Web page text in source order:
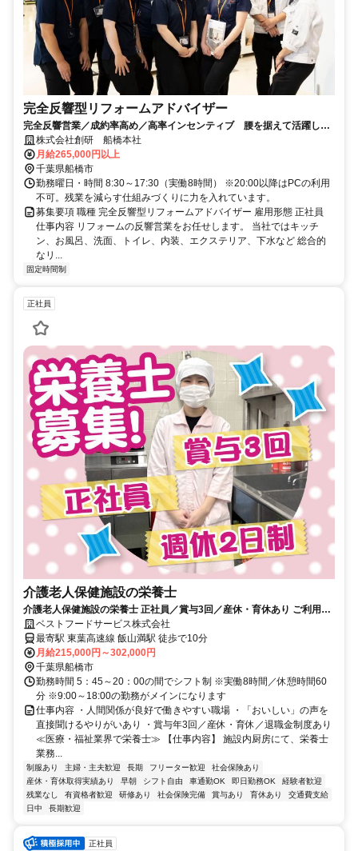
完全反響型リフォームアドバイザー
完全反響営業／成約率高め／高率インセンティブ 腰を据えて活躍した
い方に最適な環境です！
株式会社創研 船橋本社
月給265,000円以上
千葉県船橋市
勤務曜日・時間 8:30～17:30（実働8時間） ※20:00以降はPCの利用
不可。残業を減らす仕組みづくりに力を入れています。
募集要項 職種 完全反響型リフォームアドバイザー 雇用形態 正社員
仕事内容 リフォームの反響営業をお任せします。 当社ではキッチ
ン、お風呂、洗面、トイレ、内装、エクステリア、下水など 総合的
なリ...
固定時間制
正社員
介護老人保健施設の栄養士
介護老人保健施設の栄養士 正社員／賞与3回／産休・育休あり ご利用者
の「おいしい」が聞ける環境！
ベストフードサービス株式会社
最寄駅 東葉高速線 飯山満駅 徒歩で10分
月給215,000円～302,000円
千葉県船橋市
勤務時間 5：45～20：00の間でシフト制 ※実働8時間／休憩時間60
分 ※9:00～18:00の勤務がメインになります
仕事内容 ・人間関係が良好で働きやすい職場 ・「おいしい」の声を
直接聞けるやりがいあり ・賞与年3回／産休・育休／退職金制度あり
≪医療・福祉業界で栄養士≫ 【仕事内容】 施設内厨房にて、栄養士
業務...
制服あり 主婦・主夫歓迎 長期 フリーター歓迎
社会保険あり
産休・育休取得実績あり
早朝 シフト自由 車通勤OK 即日勤務OK
経験者歓迎
残業なし
有資格者歓迎 研修あり 社会保険完備 賞与あり 育休あり
交通費支給
日中
長期歓迎
正社員